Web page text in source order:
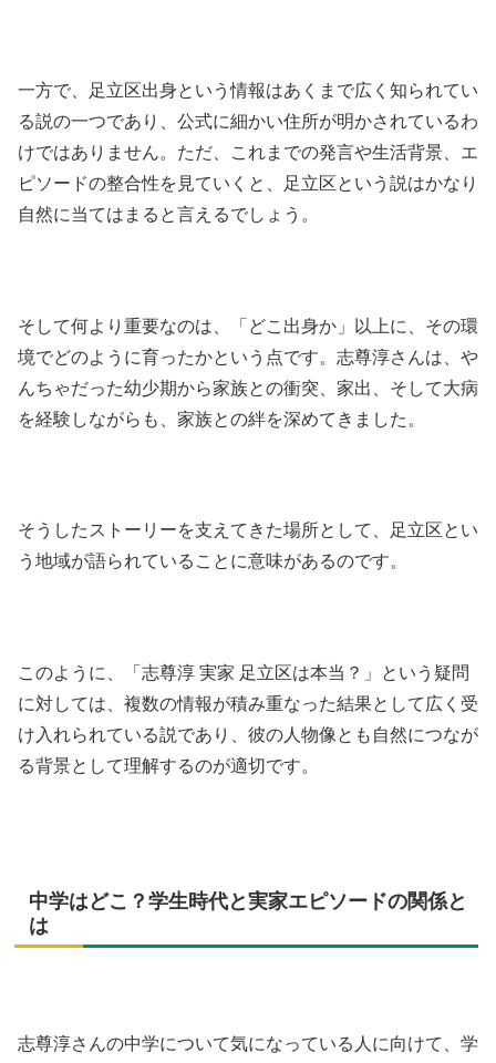
一方で、足立区出身という情報はあくまで広く知られてい
る説の一つであり、公式に細かい住所が明かされているわ
けではありません。ただ、これまでの発言や生活背景、エ
ピソードの整合性を見ていくと、足立区という説はかなり
自然に当てはまると言えるでしょう。
そして何より重要なのは、「どこ出身か」以上に、その環
境でどのように育ったかという点です。志尊淳さんは、や
んちゃだった幼少期から家族との衝突、家出、そして大病
を経験しながらも、家族との絆を深めてきました。
そうしたストーリーを支えてきた場所として、足立区とい
う地域が語られていることに意味があるのです。
このように、「志尊淳 実家 足立区は本当？」という疑問
に対しては、複数の情報が積み重なった結果として広く受
け入れられている説であり、彼の人物像とも自然につなが
る背景として理解するのが適切です。
中学はどこ？学生時代と実家エピソードの関係と
は
志尊淳さんの中学について気になっている人に向けて、学